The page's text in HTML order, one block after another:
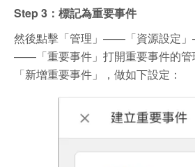
Step 3：標記為重要事件
然後點擊「管理」——「資源設定
——「重要事件」打開重要事件的管
「新增重要事件」，做如下設定：